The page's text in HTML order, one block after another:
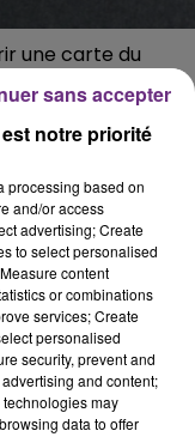
une carte du
notée PSA 10 (1
l’évolution du
ou une carte
Mewtwo, (1
Recall, la
estimée entre
notre priorité
processing based on
and/or access
advertising; Create
to select personalised
content
or combinations
services; Create
personalised
security, prevent and
and content;
may
data to offer
sans accepter